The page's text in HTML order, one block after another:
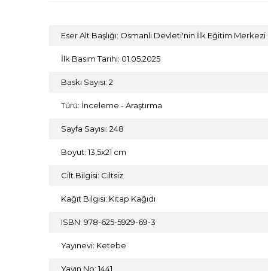
Eser Alt Başlığı: Osmanlı Devleti'nin İlk Eğitim Merkezi
İlk Basım Tarihi: 01.05.2025
Baskı Sayısı: 2
Türü: İnceleme - Araştırma
Sayfa Sayısı: 248
Boyut: 13,5x21 cm
Cilt Bilgisi: Ciltsiz
Kağıt Bilgisi: Kitap Kağıdı
ISBN: 978-625-5929-69-3
Yayınevi: Ketebe
Yayın No: 1441